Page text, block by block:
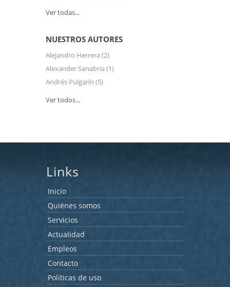
Ver todas...
NUESTROS AUTORES
Alejandro Herrera (2)
Alexander Sanabria (1)
Andrés Pulgarín (5)
Ver todos...
Links
Inicio
Quiénes somos
Servicios
Actualidad
Empleos
Contacto
Políticas de uso